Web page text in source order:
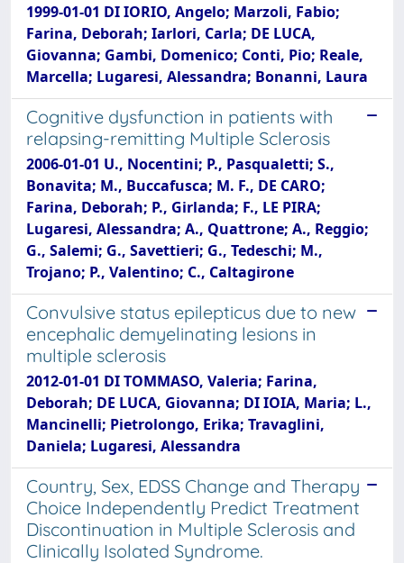
1999-01-01 DI IORIO, Angelo; Marzoli, Fabio;
Farina, Deborah; Iarlori, Carla; DE LUCA,
Giovanna; Gambi, Domenico; Conti, Pio; Reale,
Marcella; Lugaresi, Alessandra; Bonanni, Laura
Cognitive dysfunction in patients with
relapsing-remitting Multiple Sclerosis
2006-01-01 U., Nocentini; P., Pasqualetti; S.,
Bonavita; M., Buccafusca; M. F., DE CARO;
Farina, Deborah; P., Girlanda; F., LE PIRA;
Lugaresi, Alessandra; A., Quattrone; A., Reggio;
G., Salemi; G., Savettieri; G., Tedeschi; M.,
Trojano; P., Valentino; C., Caltagirone
Convulsive status epilepticus due to new
encephalic demyelinating lesions in
multiple sclerosis
2012-01-01 DI TOMMASO, Valeria; Farina,
Deborah; DE LUCA, Giovanna; DI IOIA, Maria; L.,
Mancinelli; Pietrolongo, Erika; Travaglini,
Daniela; Lugaresi, Alessandra
Country, Sex, EDSS Change and Therapy
Choice Independently Predict Treatment
Discontinuation in Multiple Sclerosis and
Clinically Isolated Syndrome.